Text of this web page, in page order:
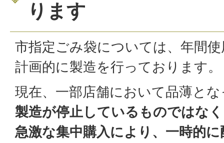
ります
市指定ごみ袋については、年間
計画的に製造を行っております。
現在、一部店舗において品薄と
製造が停止しているものではな
急激な集中購入により、一時的